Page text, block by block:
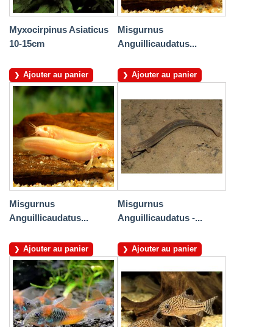
Myxocirpinus Asiaticus
10-15cm
Ajouter au panier
Misgurnus
Anguillicaudatus...
Ajouter au panier
Misgurnus
Anguillicaudatus...
Ajouter au panier
Misgurnus
Anguillicaudatus -...
Ajouter au panier